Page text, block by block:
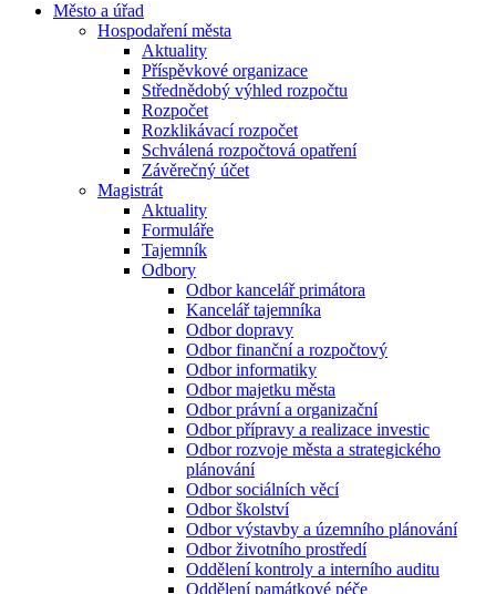
Město a úřad
Hospodaření města
Aktuality
Příspěvkové organizace
Střednědobý výhled rozpočtu
Rozpočet
Rozklikávací rozpočet
Schválená rozpočtová opatření
Závěrečný účet
Magistrát
Aktuality
Formuláře
Tajemník
Odbory
Odbor kancelář primátora
Kancelář tajemníka
Odbor dopravy
Odbor finanční a rozpočtový
Odbor informatiky
Odbor majetku města
Odbor právní a organizační
Odbor přípravy a realizace investic
Odbor rozvoje města a strategického
plánování
Odbor sociálních věcí
Odbor školství
Odbor výstavby a územního plánování
Odbor životního prostředí
Oddělení kontroly a interního auditu
Oddělení památkové péče